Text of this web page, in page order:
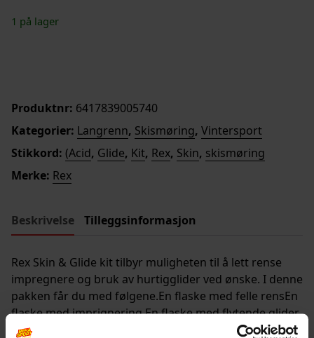
1 på lager
Kit
Produktnr: 6417839005740
Kategorier: Langrenn, Skismøring, Vintersport
Stikkord: (Acid, Glide, Kit, Rex, Skin, skismøring
Merke: Rex
Beskrivelse Tilleggsinformasjon
Rex Skin & Glide kit tilbyr muligheten til å lett rense
impregnere og bruk av hurtigglider ved ønske. I denne
pakken får du med følgene.En flaske med felle rensEn
flaske med imprignering En flaske med flytende glider.
(-2 c -15c)